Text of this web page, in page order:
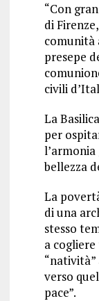
“Con
di
comunità
presepe
civili
La
per
bellezza
La
di una
stesso
a
verso
pace”.